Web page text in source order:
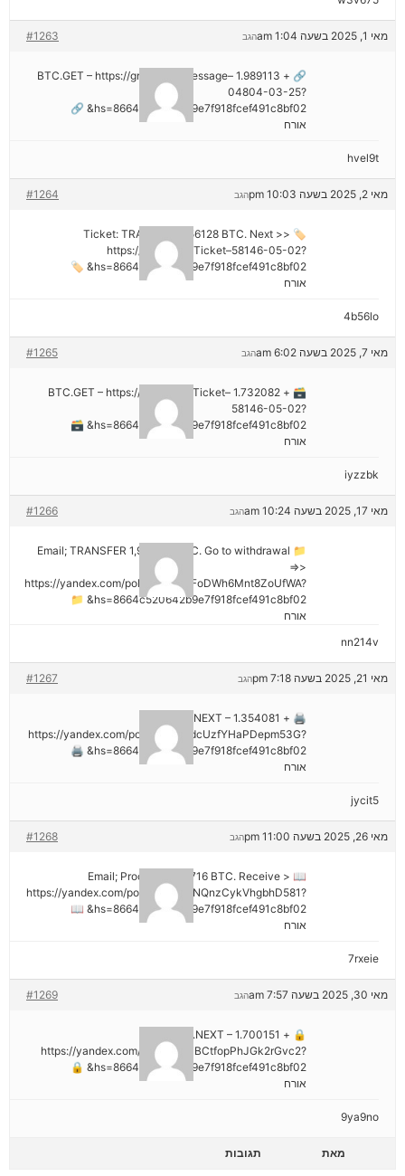
מאי 1, 2025 בשעה 1:04 am #1263 הגב
🔗 + 1.989113 BTC.GET – https://graph.org/Message–
04804-03-25?
hs=8664c520642b9e7f918fcef491c8bf02& 🔗
אורח
hvel9t
מאי 2, 2025 בשעה 10:03 pm #1264 הגב
🏷 Ticket: TRANSFER 1,56128 BTC. Next >>
https://graph.org/Ticket–58146-05-02?
hs=8664c520642b9e7f918fcef491c8bf02& 🏷
אורח
4b56lo
מאי 7, 2025 בשעה 6:02 am #1265 הגב
🗃 + 1.732082 BTC.GET – https://graph.org/Ticket–
58146-05-02?
hs=8664c520642b9e7f918fcef491c8bf02& 🗃
אורח
iyzzbk
מאי 17, 2025 בשעה 10:24 am #1266 הגב
📁 Email; TRANSFER 1,988187 BTC. Go to withdrawal
=>>
https://yandex.com/poll/7R6WLNFoDWh6Mnt8ZoUfWA?
hs=8664c520642b9e7f918fcef491c8bf02& 📁
אורח
nn214v
מאי 21, 2025 בשעה 7:18 pm #1267 הגב
🖨 + 1.354081 BTC.NEXT –
https://yandex.com/poll/Ef2mNddcUzfYHaPDepm53G?
hs=8664c520642b9e7f918fcef491c8bf02& 🖨
אורח
jycit5
מאי 26, 2025 בשעה 11:00 pm #1268 הגב
📖 Email; Process 1.913716 BTC. Receive >
https://yandex.com/poll/DCTzwgNQnzCykVhgbhD581?
hs=8664c520642b9e7f918fcef491c8bf02& 📖
אורח
7rxeie
מאי 30, 2025 בשעה 7:57 am #1269 הגב
🔒 + 1.700151 BTC.NEXT –
https://yandex.com/poll/HsemiBCtfopPhJGk2rGvc2?
hs=8664c520642b9e7f918fcef491c8bf02& 🔒
אורח
9ya9no
מאת תגובות